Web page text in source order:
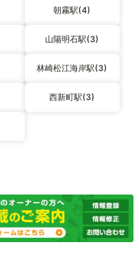
朝霧駅(4)
山陽明石駅(3)
林崎松江海岸駅(3)
西新町駅(3)